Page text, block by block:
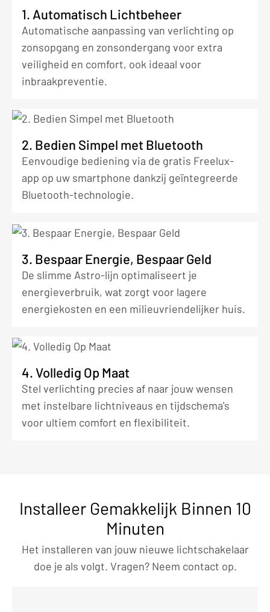
1. Automatisch Lichtbeheer
Automatische aanpassing van verlichting op
zonsopgang en zonsondergang voor extra
veiligheid en comfort, ook ideaal voor
inbraakpreventie.
2. Bedien Simpel met Bluetooth
Eenvoudige bediening via de gratis Freelux-
app op uw smartphone dankzij geïntegreerde
Bluetooth-technologie.
3. Bespaar Energie, Bespaar Geld
De slimme Astro-lijn optimaliseert je
energieverbruik, wat zorgt voor lagere
energiekosten en een milieuvriendelijker huis.
4. Volledig Op Maat
Stel verlichting precies af naar jouw wensen
met instelbare lichtniveaus en tijdschema's
voor ultiem comfort en flexibiliteit.
Installeer Gemakkelijk Binnen 10
Minuten
Het installeren van jouw nieuwe lichtschakelaar
doe je als volgt. Vragen? Neem contact op.